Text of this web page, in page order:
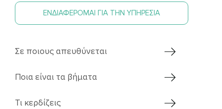
ΕΝΔΙΑΦΕΡΟΜΑΙ ΓΙΑ ΤΗΝ ΥΠΗΡΕΣΙΑ
Σε ποιους απευθύνεται
Ποια είναι τα βήματα
Τι κερδίζεις